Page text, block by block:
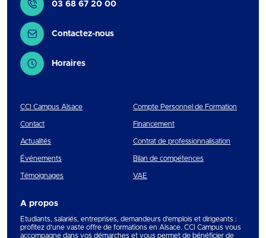
03 68 67 20 00
Contactez-nous
Horaires
CCI Campus Alsace
Contact
Actualités
Événements
Témoignages
Compte Personnel de Formation
Financement
Contrat de professionnalisation
Bilan de compétences
VAE
A propos
Etudiants, salariés, entreprises, demandeurs d’emplois et dirigeants :
profitez d’une vaste offre de formations en Alsace. CCI Campus vous
accompagne dans vos démarches et vous permet de bénéficier de